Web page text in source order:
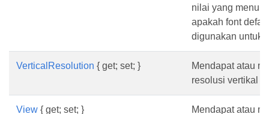
nilai yang
apakah font
digunakan untuk
VerticalResolution { get; set; }
Mendapat atau
resolusi vertikal
View { get; set; }
Mendapat atau